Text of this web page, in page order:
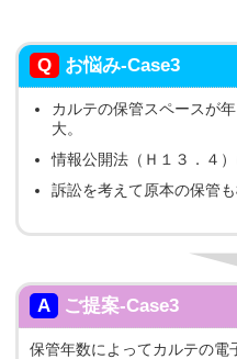
Q お悩み-Case3
カルテの保管スペースが
大。
情報公開法（Ｈ１３．４
訴訟を考えて原本の保管
A ご提案-Case3
保管年数によってカルテの電